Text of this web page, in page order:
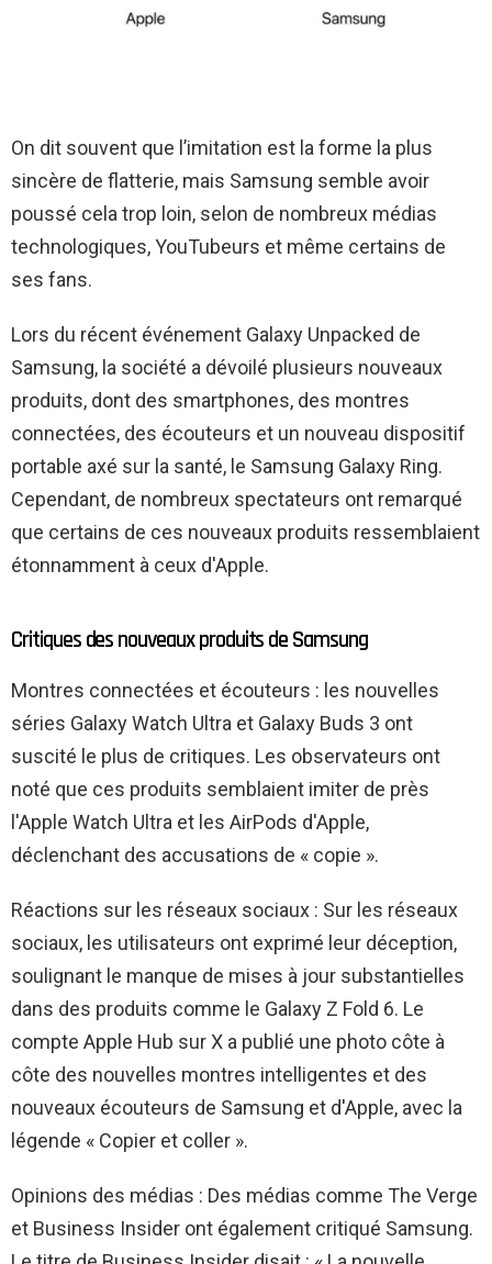
On dit souvent que l’imitation est la forme la plus
sincère de flatterie, mais Samsung semble avoir
poussé cela trop loin, selon de nombreux médias
technologiques, YouTubeurs et même certains de
ses fans.
Lors du récent événement Galaxy Unpacked de
Samsung, la société a dévoilé plusieurs nouveaux
produits, dont des smartphones, des montres
connectées, des écouteurs et un nouveau dispositif
portable axé sur la santé, le Samsung Galaxy Ring.
Cependant, de nombreux spectateurs ont remarqué
que certains de ces nouveaux produits ressemblaient
étonnamment à ceux d'Apple.
Critiques des nouveaux produits de Samsung
Montres connectées et écouteurs : les nouvelles
séries Galaxy Watch Ultra et Galaxy Buds 3 ont
suscité le plus de critiques. Les observateurs ont
noté que ces produits semblaient imiter de près
l'Apple Watch Ultra et les AirPods d'Apple,
déclenchant des accusations de « copie ».
Réactions sur les réseaux sociaux : Sur les réseaux
sociaux, les utilisateurs ont exprimé leur déception,
soulignant le manque de mises à jour substantielles
dans des produits comme le Galaxy Z Fold 6. Le
compte Apple Hub sur X a publié une photo côte à
côte des nouvelles montres intelligentes et des
nouveaux écouteurs de Samsung et d'Apple, avec la
légende « Copier et coller ».
Opinions des médias : Des médias comme The Verge
et Business Insider ont également critiqué Samsung.